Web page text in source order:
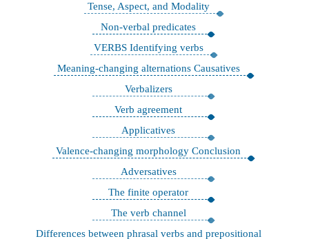
Tense, Aspect, and Modality
Non-verbal predicates
VERBS Identifying verbs
Meaning-changing alternations Causatives
Verbalizers
Verb agreement
Applicatives
Valence-changing morphology Conclusion
Adversatives
The finite operator
The verb channel
Differences between phrasal verbs and prepositional